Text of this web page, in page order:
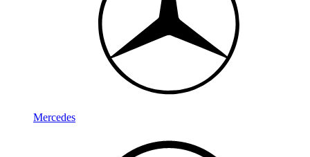
Mercedes